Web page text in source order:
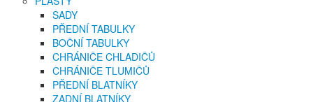
SADY
PŘEDNÍ TABULKY
BOČNÍ TABULKY
CHRÁNIČE CHLADIČŮ
CHRÁNIČE TLUMIČŮ
PŘEDNÍ BLATNÍKY
ZADNÍ BLATNÍKY